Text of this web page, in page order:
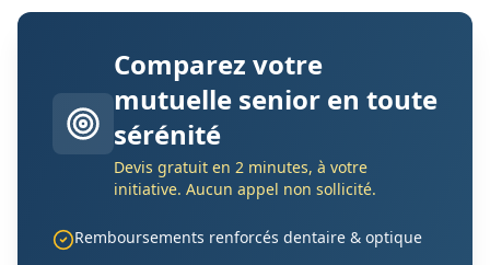
Comparez votre
mutuelle senior en toute
sérénité
Devis gratuit en 2 minutes, à votre
initiative. Aucun appel non sollicité.
Remboursements renforcés dentaire & optique